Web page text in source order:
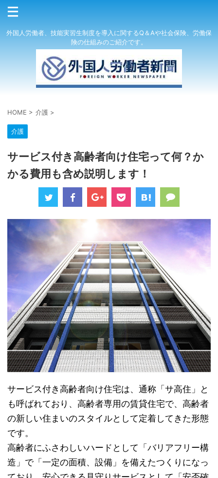
外国人労働者、技能実習生制度を導入に関するQ＆Aや社会保険、労働保
険の仕組みのご紹介です。
HOME > 介護 >
介護
サービス付き高齢者向け住宅って何？か
かる費用も含め説明します！
サービス付き高齢者向け住宅は、通称「サ高住」と
も呼ばれており、高齢者専用の賃貸住宅で、高齢者
の新しい住まいのスタイルとして定着してきた形態
です。
高齢者にふさわしいハードとして「バリアフリー構
造」で「一定の面積、設備」を備えたつくりになっ